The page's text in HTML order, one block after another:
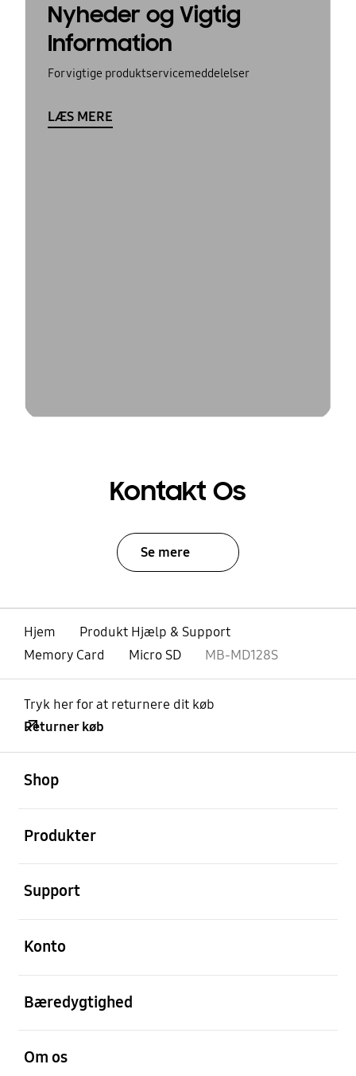
Nyheder og Vigtig
Information
For vigtige produktservicemeddelelser
LÆS MERE
Kontakt Os
Se mere
Hjem
Produkt Hjælp & Support
Memory Card
Micro SD MB-MD128S
Tryk her for at returnere dit køb
Returner køb
Shop
Produkter
Support
Konto
Bæredygtighed
Om os